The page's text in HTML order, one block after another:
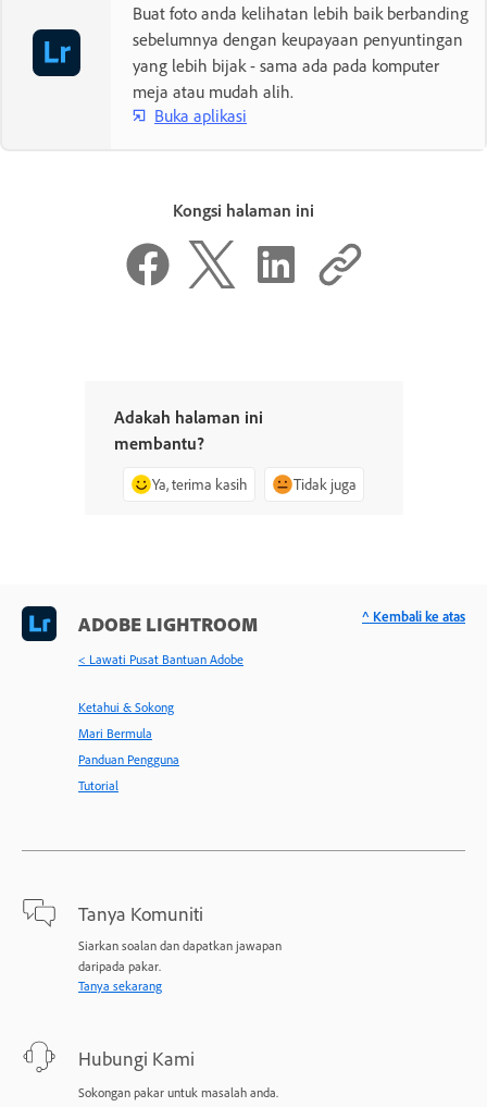
Buat foto anda kelihatan lebih baik berbanding
sebelumnya dengan keupayaan penyuntingan
yang lebih bijak - sama ada pada komputer
meja atau mudah alih.
Buka aplikasi
Kongsi halaman ini
Adakah halaman ini
membantu?
Ya, terima kasih Tidak juga
ADOBE LIGHTROOM
< Lawati Pusat Bantuan Adobe
Ketahui & Sokong
Mari Bermula
Panduan Pengguna
Tutorial
Tanya Komuniti
Siarkan soalan dan dapatkan jawapan
daripada pakar.
Tanya sekarang
Hubungi Kami
Sokongan pakar untuk masalah anda.
^ Kembali ke atas